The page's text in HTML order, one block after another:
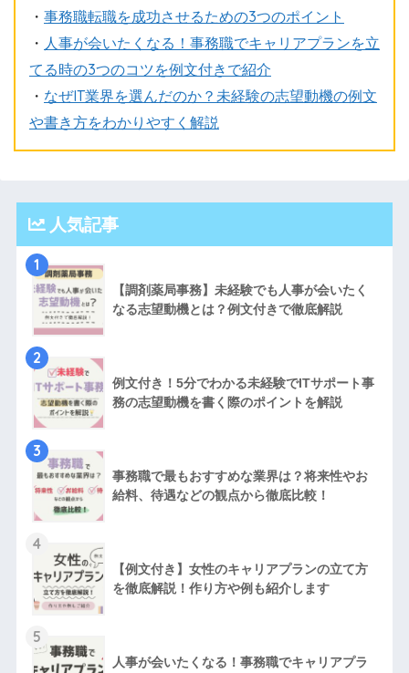
・ 事務職転職を成功させるための3つのポイント
・ 人事が会いたくなる！事務職でキャリアプランを立
てる時の3つのコツを例文付きで紹介
・ なぜIT業界を選んだのか？未経験の志望動機の例文
や書き方をわかりやすく解説
人気記事
1
【調剤薬局事務】未経験でも人事が会いたく
なる志望動機とは？例文付きで徹底解説
2
例文付き！5分でわかる未経験でITサポート事
務の志望動機を書く際のポイントを解説
3
事務職で最もおすすめな業界は？将来性やお
給料、待遇などの観点から徹底比較！
4
【例文付き】女性のキャリアプランの立て方
を徹底解説！作り方や例も紹介します
5
人事が会いたくなる！事務職でキャリアプラ